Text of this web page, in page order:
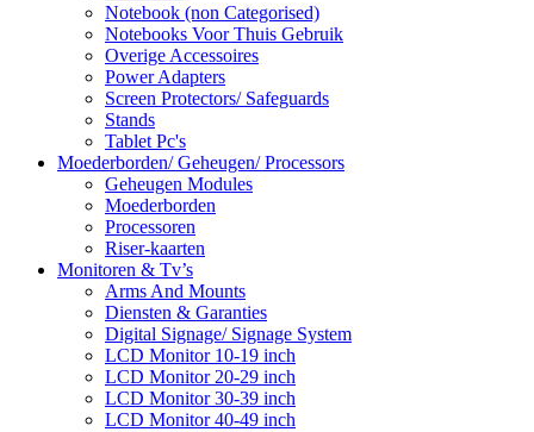
Notebook (non Categorised)
Notebooks Voor Thuis Gebruik
Overige Accessoires
Power Adapters
Screen Protectors/ Safeguards
Stands
Tablet Pc's
Moederborden/ Geheugen/ Processors
Geheugen Modules
Moederborden
Processoren
Riser-kaarten
Monitoren & Tv’s
Arms And Mounts
Diensten & Garanties
Digital Signage/ Signage System
LCD Monitor 10-19 inch
LCD Monitor 20-29 inch
LCD Monitor 30-39 inch
LCD Monitor 40-49 inch